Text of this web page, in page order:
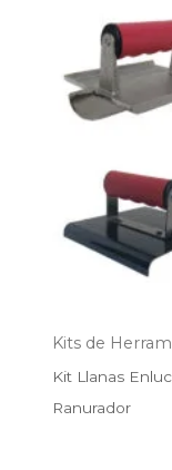
Kits de
Kit Llanas
Ranurador